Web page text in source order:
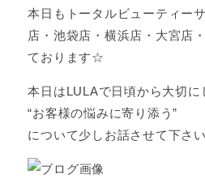
本日もトータルビューティー
店・池袋店・横浜店・大宮店
ております☆
本日はLULAで日頃から大切に
“お客様の悩みに寄り添う”
について少しお話させて下さ